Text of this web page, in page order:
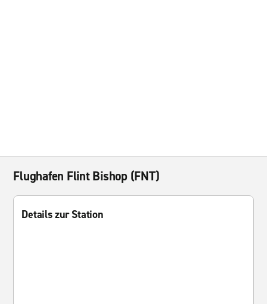
Flughafen Flint Bishop (FNT)
Details zur Station